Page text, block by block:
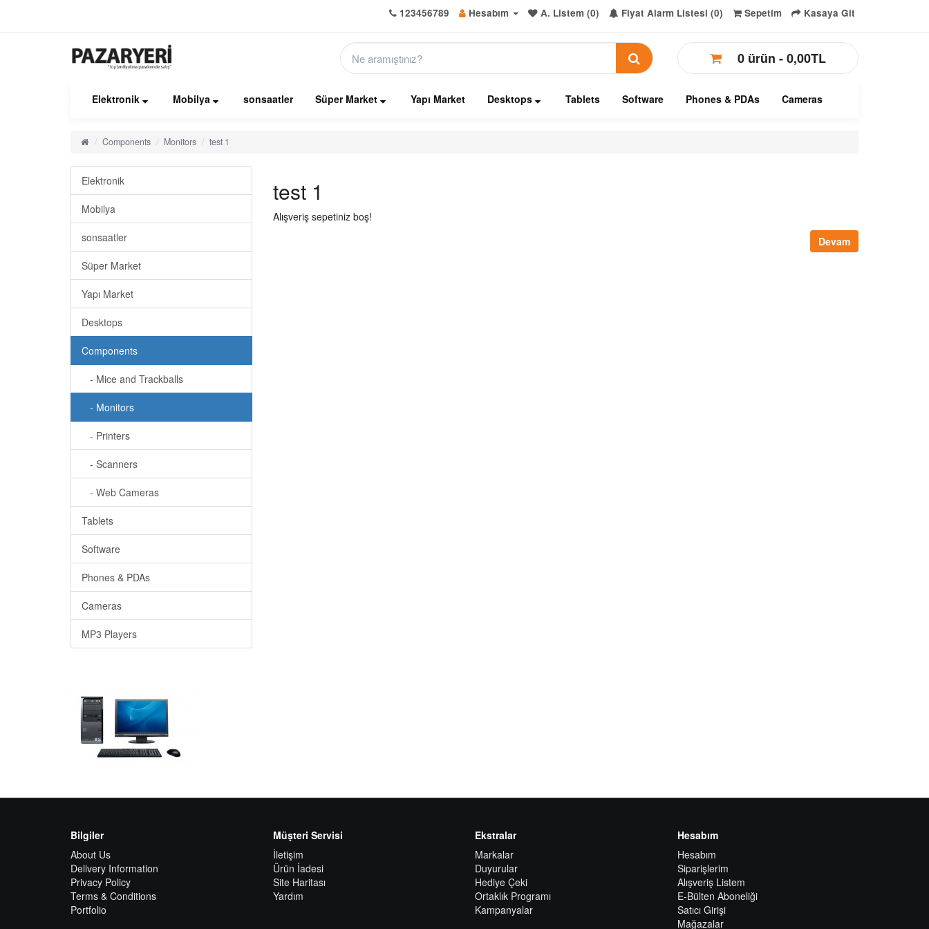
123456789 Hesabım A. Listem (0) Fiyat Alarm Listesi (0) Sepetim Kasaya Git
0 ürün - 0,00TL
Elektronik Mobilya sonsaatler Süper Market Yapı Market Desktops Tablets Software Phones & PDAs Cameras
Components Monitors test 1
Elektronik
Mobilya
sonsaatler
Süper Market
Yapı Market
Desktops
Components
- Mice and Trackballs
- Monitors
- Printers
- Scanners
- Web Cameras
Tablets
Software
Phones & PDAs
Cameras
MP3 Players
test 1
Alışveriş sepetiniz boş!
Devam
Bilgiler
About Us
Delivery Information
Privacy Policy
Terms & Conditions
Portfolio
Müşteri Servisi
İletişim
Ürün İadesi
Site Haritası
Yardım
Ekstralar
Markalar
Duyurular
Hediye Çeki
Ortaklık Programı
Kampanyalar
Hesabım
Hesabım
Siparişlerim
Alışveriş Listem
E-Bülten Aboneliği
Satıcı Girişi
Mağazalar